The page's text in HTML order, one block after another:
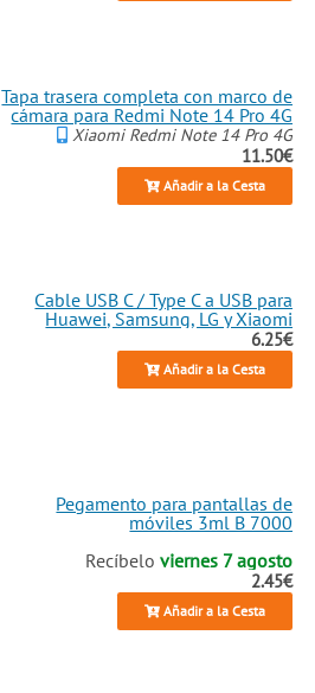
Tapa trasera completa con marco de
cámara para Redmi Note 14 Pro 4G
Xiaomi Redmi Note 14 Pro 4G
11.50€
Añadir a la Cesta
Cable USB C / Type C a USB para
Huawei, Samsung, LG y Xiaomi
6.25€
Añadir a la Cesta
Pegamento para pantallas de
móviles 3ml B 7000
Recíbeloviernes 7 agosto
2.45€
Añadir a la Cesta